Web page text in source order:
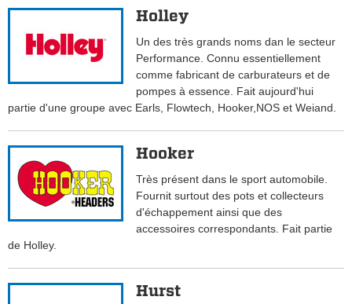
Holley
Un des très grands noms dan le secteur
Performance. Connu essentiellement
comme fabricant de carburateurs et de
pompes à essence. Fait aujourd'hui
partie d'une groupe avec Earls, Flowtech, Hooker,NOS et Weiand.
Hooker
Très présent dans le sport automobile.
Fournit surtout des pots et collecteurs
d'échappement ainsi que des
accessoires correspondants. Fait partie
de Holley.
Hurst